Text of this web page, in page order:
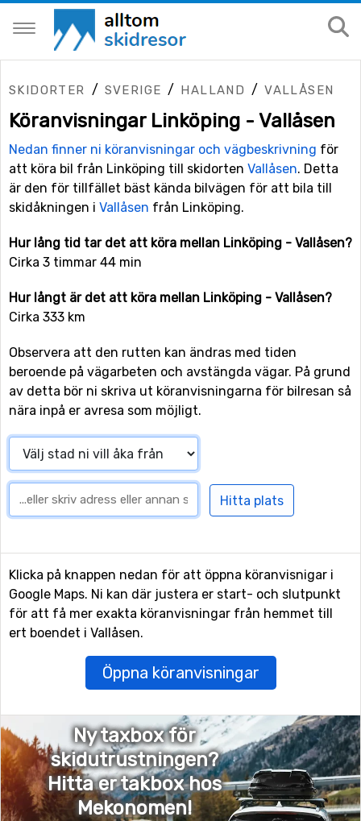
SKIDORTER / SVERIGE / HALLAND /VALLÅSEN
Köranvisningar Linköping - Vallåsen
Nedan finner ni köranvisningar och vägbeskrivning för
att köra bil från Linköping till skidorten Vallåsen. Detta
är den för tillfället bäst kända bilvägen för att bila till
skidåkningen i Vallåsen från Linköping.
Hur lång tid tar det att köra mellan Linköping - Vallåsen?
Cirka 3 timmar 44 min
Hur långt är det att köra mellan Linköping - Vallåsen?
Cirka 333 km
Observera att den rutten kan ändras med tiden
beroende på vägarbeten och avstängda vägar. På grund
av detta bör ni skriva ut köranvisningarna för bilresan så
nära inpå er avresa som möjligt.
Klicka på knappen nedan för att öppna köranvisnigar i
Google Maps. Ni kan där justera er start- och slutpunkt
för att få mer exakta köranvisningar från hemmet till
ert boendet i Vallåsen.
Öppna köranvisningar
Ny taxbox för
skidutrustningen?
Hitta er takbox hos
Mekonomen!